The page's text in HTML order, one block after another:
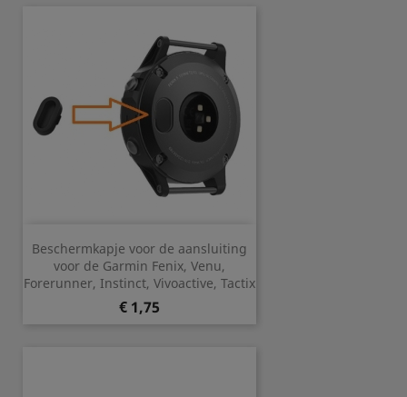
Beschermkapje voor de aansluiting
voor de Garmin Fenix, Venu,
Forerunner, Instinct, Vivoactive, Tactix
Prijs
€ 1,75